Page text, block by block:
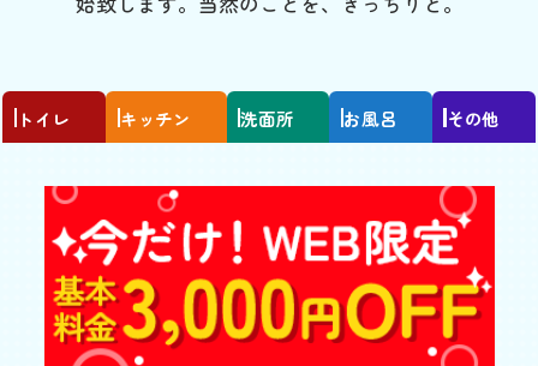
トイレ キッチン 洗面所 お風呂 その他